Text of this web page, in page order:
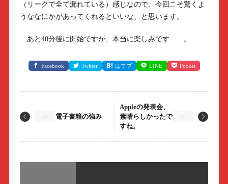
（リークで全て漏れている）感じなので、今回こそ驚くよ
うななにかがあってくれるといいな、と思います。
あと40分後に開始ですが、本当に楽しみです……。
Facebook Twitter はてブ LINE Pocket
電子書籍の強み
Appleの発表会、
素晴らしかったで
すね。